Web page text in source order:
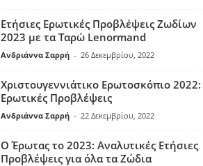
Ετήσιες Ερωτικές Προβλέψεις Ζωδίων
2023 με τα Ταρώ Lenormand
Ανδριάννα Σαρρή - 26 Δεκεμβρίου, 2022
Χριστουγεννιάτικο Ερωτοσκόπιο 2022:
Ερωτικές Προβλέψεις
Ανδριάννα Σαρρή - 22 Δεκεμβρίου, 2022
Ο Έρωτας το 2023: Αναλυτικές Ετήσιες
Προβλέψεις για όλα τα Ζώδια